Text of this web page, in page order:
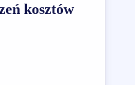
kosztów